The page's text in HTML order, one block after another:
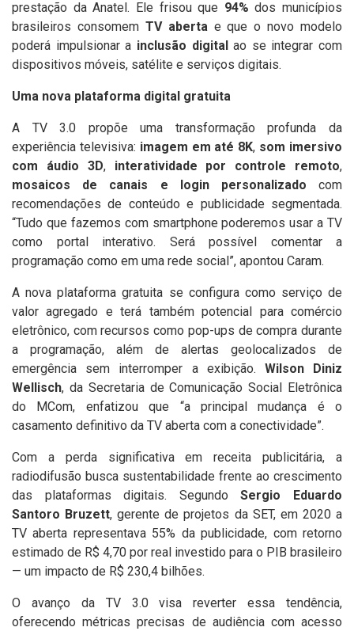
prestação da Anatel. Ele frisou que 94%dos municípios
brasileiros consomem TV abertae que o novo modelo
poderá impulsionar a inclusão digitalao se integrar com
dispositivos móveis, satélite e serviços digitais.
Uma nova plataforma digital gratuita
A TV 3.0 propõe uma transformação profunda da
experiência televisiva: imagem em até 8K, som imersivo
com áudio 3D, interatividade por controle remoto,
mosaicos de canais e login personalizado com
recomendações de conteúdo e publicidade segmentada.
“Tudo que fazemos com smartphone poderemos usar a TV
como portal interativo. Será possível comentar a
programação como em uma rede social”, apontou Caram.
A nova plataforma gratuita se configura como serviço de
valor agregado e terá também potencial para comércio
eletrônico, com recursos como pop-ups de compra durante
a programação, além de alertas geolocalizados de
emergência sem interromper a exibição. Wilson Diniz
Wellisch, da Secretaria de Comunicação Social Eletrônica
do MCom, enfatizou que “a principal mudança é o
casamento definitivo da TV aberta com a conectividade”.
Com a perda significativa em receita publicitária, a
radiodifusão busca sustentabilidade frente ao crescimento
das plataformas digitais. SegundoSergio Eduardo
Santoro Bruzett, gerente de projetos da SET, em 2020 a
TV aberta representava 55% da publicidade, com retorno
estimado de R$ 4,70 por real investido para o PIB brasileiro
— um impacto de R$ 230,4 bilhões.
O avanço da TV 3.0 visa reverter essa tendência,
oferecendo métricas precisas de audiência com acesso